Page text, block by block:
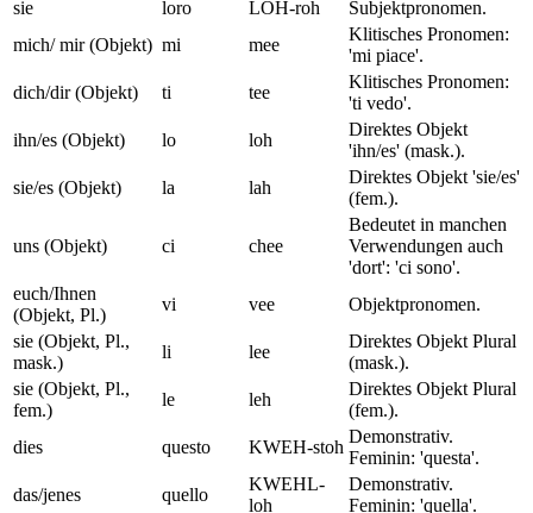
sie
loro LOH-roh
Subjektpronomen.
mich/ mir (Objekt) mi mee
Klitisches Pronomen:
'mi piace'.
dich/dir (Objekt)
ti tee
Klitisches Pronomen:
'ti vedo'.
ihn/es (Objekt)
lo loh
Direktes Objekt
'ihn/es' (mask.).
sie/es (Objekt)
la lah
Direktes Objekt 'sie/es'
(fem.).
uns (Objekt) ci chee
Bedeutet in manchen
Verwendungen auch
'dort': 'ci sono'.
euch/Ihnen
(Objekt, Pl.)
vi vee
Objektpronomen.
sie (Objekt, Pl.,
mask.)
li lee
Direktes Objekt Plural
(mask.).
sie (Objekt, Pl.,
fem.)
le leh
Direktes Objekt Plural
(fem.).
dies
questo KWEH-stoh
Demonstrativ.
Feminin: 'questa'.
das/jenes
quello
KWEHL-
loh
Demonstrativ.
Feminin: 'quella'.